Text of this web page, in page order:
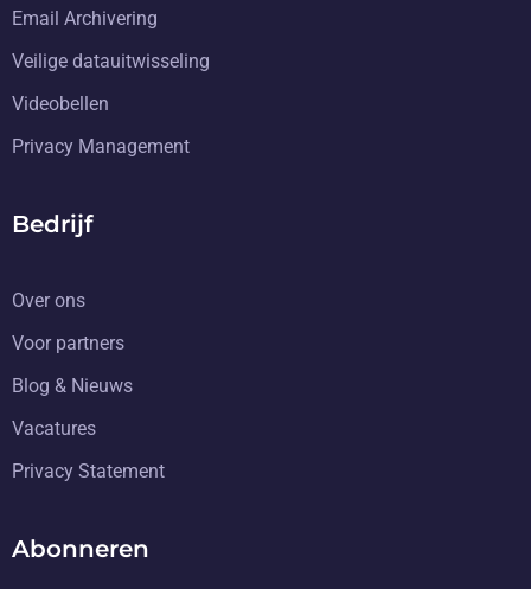
Email Archivering
Veilige datauitwisseling
Videobellen
Privacy Management
Bedrijf
Over ons
Voor partners
Blog & Nieuws
Vacatures
Privacy Statement
Abonneren